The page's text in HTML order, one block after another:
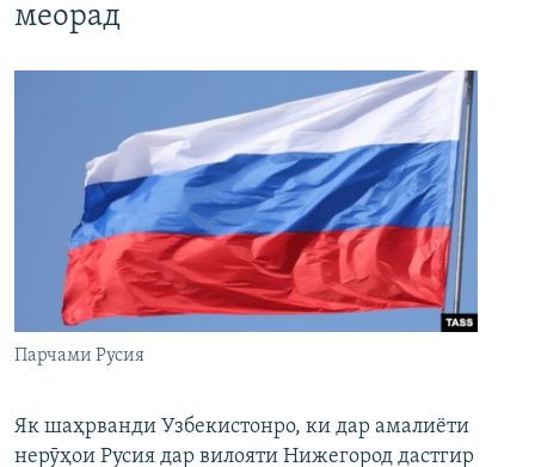
меорад
Парчами Русия
Як шаҳрванди Узбекистонро, ки дар амалиёти
нерӯҳои Русия дар вилояти Нижегород дастгир